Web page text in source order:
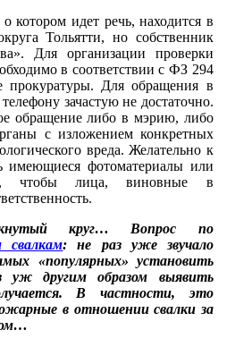
котором идет речь, находится в
Тольятти, но собственник
Для организации проверки
в соответствии с ФЗ 294
прокуратуры. Для обращения в
зачастую не достаточно.
обращение либо в мэрию, либо
с изложением конкретных
вреда. Желательно к
имеющиеся фотоматериалы или
чтобы лица, виновные в
круг… Вопрос по
свалкам: не раз уже звучало
«популярных» установить
уж другим образом выявить
В частности, это
в отношении свалки за